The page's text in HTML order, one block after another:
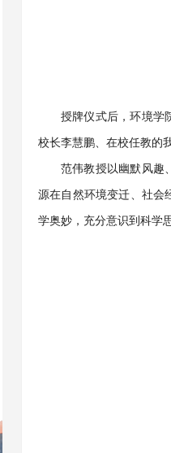
授牌仪式后，环境学
校长李慧鹏、在校任教的
范伟教授以幽默风趣
源在自然环境变迁、社会
学奥妙，充分意识到科学